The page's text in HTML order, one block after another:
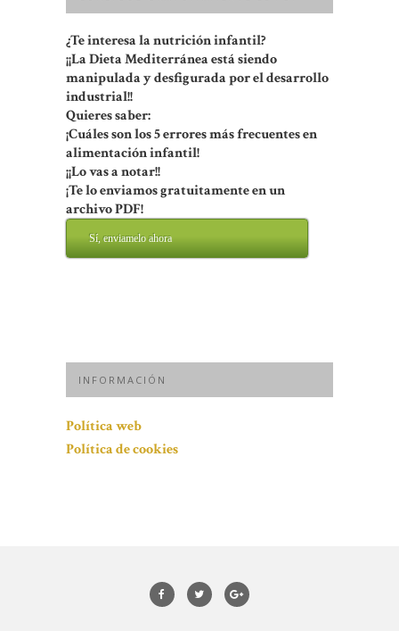
¿Te interesa la nutrición infantil?
¡¡La Dieta Mediterránea está siendo
manipulada y desfigurada por el desarrollo
industrial!!
Quieres saber:
¡Cuáles son los 5 errores más frecuentes en
alimentación infantil!
¡¡Lo vas a notar!!
¡Te lo enviamos gratuitamente en un
archivo PDF!
Sí, enviamelo ahora
INFORMACIÓN
Política web
Política de cookies